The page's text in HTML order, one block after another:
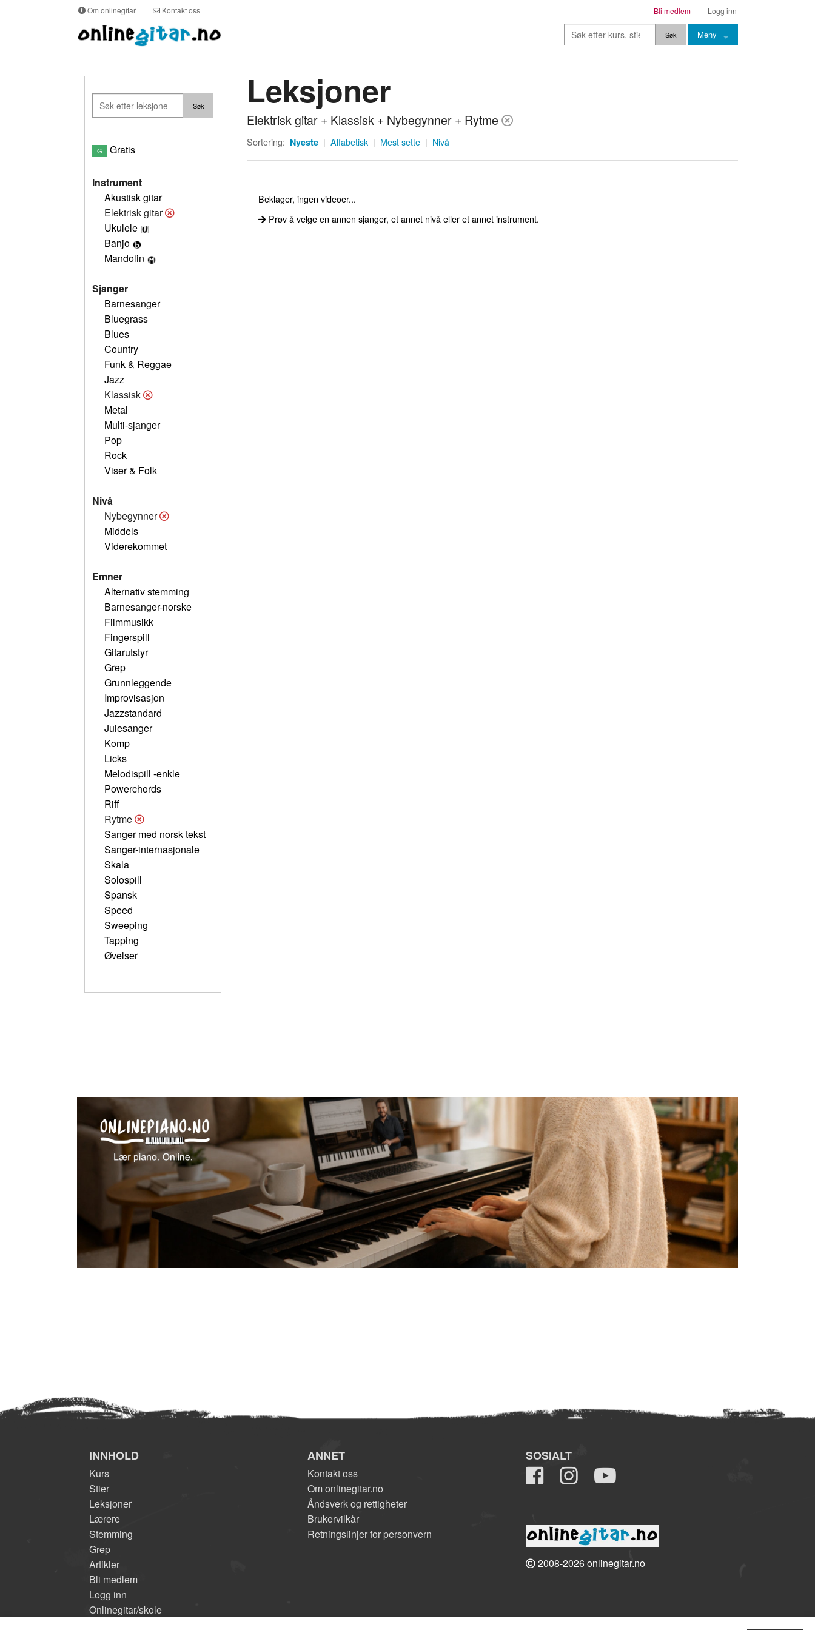
Om onlinegitar Kontakt oss Logg inn
Bli medlem
Meny
Stemming
G Gratis
Instrument
Akustisk gitar
Elektrisk gitar
Ukulele
Banjo
Mandolin
Sjanger
Barnesanger
Bluegrass
Blues
Country
Funk & Reggae
Jazz
Klassisk
Metal
Multi-sjanger
Pop
Rock
Viser & Folk
Nivå
Nybegynner
Middels
Viderekommet
Emner
Alternativ stemming
Barnesanger-norske
Filmmusikk
Fingerspill
Gitarutstyr
Grep
Grunnleggende
Improvisasjon
Jazzstandard
Julesanger
Komp
Licks
Melodispill -enkle
Powerchords
Riff
Rytme
Sanger med norsk tekst
Sanger-internasjonale
Skala
Solospill
Spansk
Speed
Sweeping
Tapping
Øvelser
Leksjoner
Elektrisk gitar + Klassisk + Nybegynner + Rytme
Sortering: Nyeste | Alfabetisk | Mest sette | Nivå
Beklager, ingen videoer...
Prøv å velge en annen sjanger, et annet nivå eller et annet instrument.
INNHOLD
Kurs
Stier
Leksjoner
Lærere
Stemming
Grep
Artikler
Bli medlem
Logg inn
Onlinegitar/skole
ANNET
Kontakt oss
Om onlinegitar.no
Åndsverk og rettigheter
Brukervilkår
Retningslinjer for personvern
SOSIALT
2008-2026 onlinegitar.no